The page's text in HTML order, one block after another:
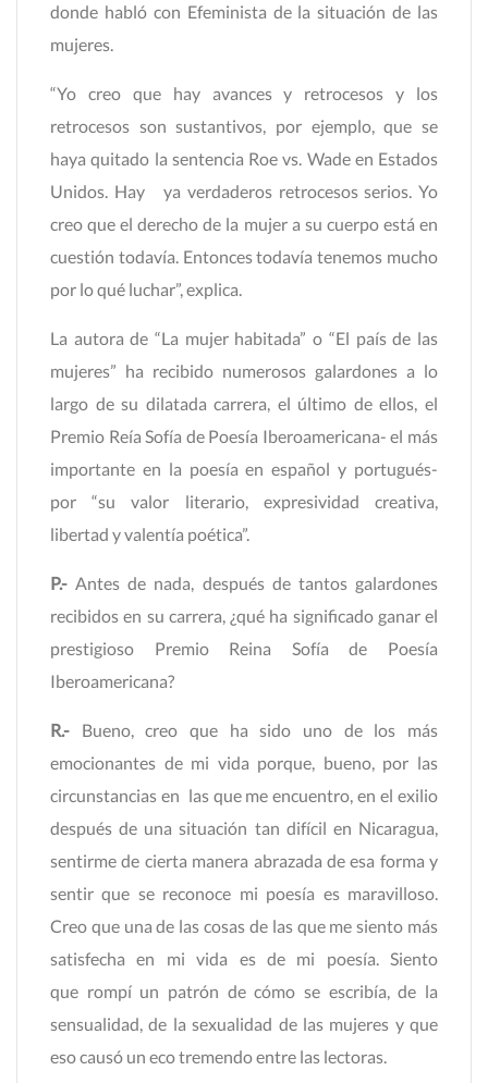
donde habló con Efeminista de la situación de las
mujeres.
“Yo creo que hay avances y retrocesos y los
retrocesos son sustantivos, por ejemplo, que se
haya quitado la sentencia Roe vs. Wade en Estados
Unidos. Hay ya verdaderos retrocesos serios. Yo
creo que el derecho de la mujer a su cuerpo está en
cuestión todavía. Entonces todavía tenemos mucho
por lo qué luchar”, explica.
La autora de “La mujer habitada” o “El país de las
mujeres” ha recibido numerosos galardones a lo
largo de su dilatada carrera, el último de ellos, el
Premio Reía Sofía de Poesía Iberoamericana- el más
importante en la poesía en español y portugués-
por “su valor literario, expresividad creativa,
libertad y valentía poética”.
P.- Antes de nada, después de tantos galardones
recibidos en su carrera, ¿qué ha significado ganar el
prestigioso Premio Reina Sofía de Poesía
Iberoamericana?
R.- Bueno, creo que ha sido uno de los más
emocionantes de mi vida porque, bueno, por las
circunstancias en las que me encuentro, en el exilio
después de una situación tan difícil en Nicaragua,
sentirme de cierta manera abrazada de esa forma y
sentir que se reconoce mi poesía es maravilloso.
Creo que una de las cosas de las que me siento más
satisfecha en mi vida es de mi poesía. Siento
que rompí un patrón de cómo se escribía, de la
sensualidad, de la sexualidad de las mujeres y que
eso causó un eco tremendo entre las lectoras.